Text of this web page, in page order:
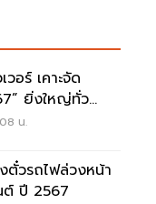
อร์ เคาะจัด
ยิ่งใหญ่ทั่ว
น.
ตั๋วรถไฟล่วงหน้า
ต์ ปี 2567